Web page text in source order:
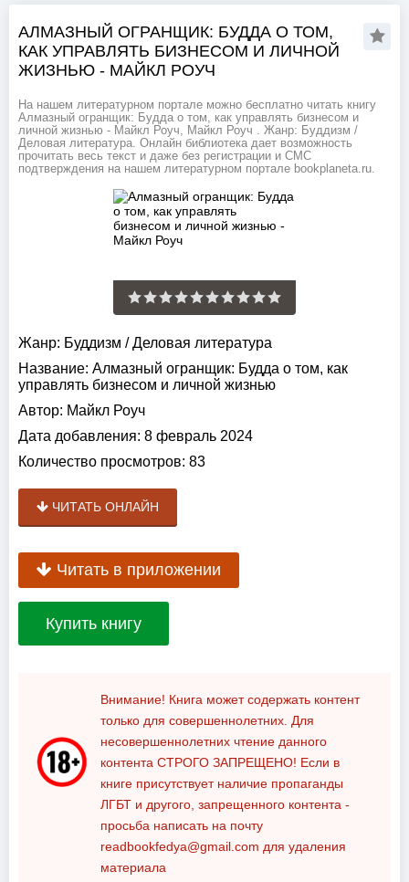
АЛМАЗНЫЙ ОГРАНЩИК: БУДДА О ТОМ,
КАК УПРАВЛЯТЬ БИЗНЕСОМ И ЛИЧНОЙ
ЖИЗНЬЮ - МАЙКЛ РОУЧ
На нашем литературном портале можно бесплатно читать книгу
Алмазный огранщик: Будда о том, как управлять бизнесом и
личной жизнью - Майкл Роуч, Майкл Роуч . Жанр: Буддизм /
Деловая литература. Онлайн библиотека дает возможность
прочитать весь текст и даже без регистрации и СМС
подтверждения на нашем литературном портале bookplaneta.ru.
Жанр: Буддизм /Деловая литература
Название: Алмазный огранщик: Будда о том, как
управлять бизнесом и личной жизнью
Автор: Майкл Роуч
Дата добавления: 8 февраль 2024
Количество просмотров: 83
ЧИТАТЬ ОНЛАЙН
Читать в приложении
Купить книгу
Внимание! Книга может содержать контент
только для совершеннолетних. Для
несовершеннолетних чтение данного
контента СТРОГО ЗАПРЕЩЕНО! Если в
книге присутствует наличие пропаганды
ЛГБТ и другого, запрещенного контента -
просьба написать на почту
readbookfedya@gmail.com для удаления
материала